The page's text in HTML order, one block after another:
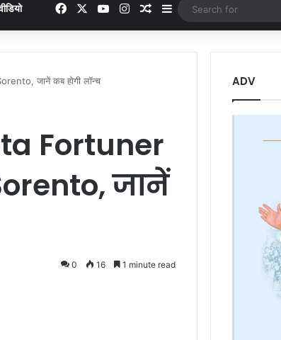
FacebookYouTubeInstagramRandom Article
Sidebar
जानें कब होगी लॉन्च
Fortuner
जानें
0 16 1 minute read
ADV